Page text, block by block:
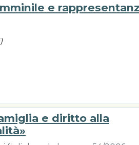
e
e diritto alla